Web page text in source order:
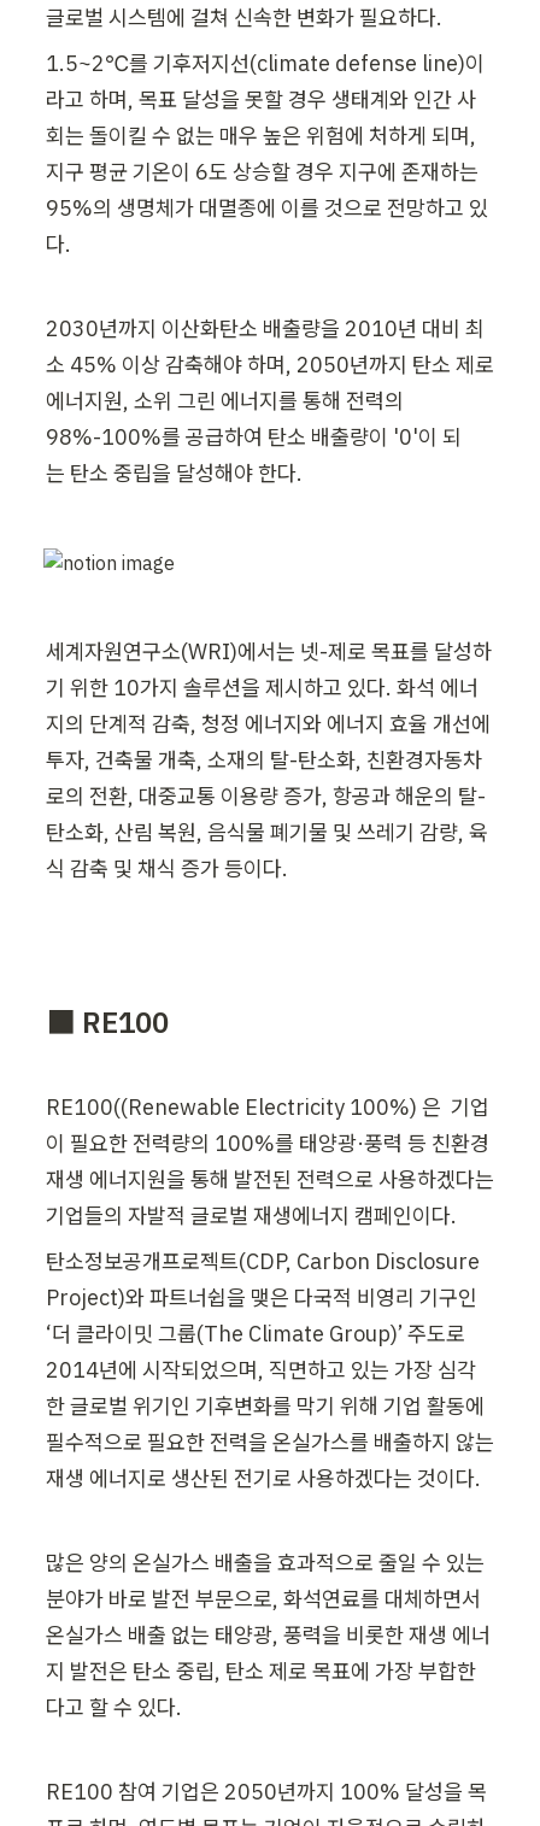
글로벌 시스템에 걸쳐 신속한 변화가 필요하다.
1.5~2℃를 기후저지선(climate defense line)이
라고 하며, 목표 달성을 못할 경우 생태계와 인간 사
회는 돌이킬 수 없는 매우 높은 위험에 처하게 되며,
지구 평균 기온이 6도 상승할 경우 지구에 존재하는
95%의 생명체가 대멸종에 이를 것으로 전망하고 있
다.
2030년까지 이산화탄소 배출량을 2010년 대비 최
소 45% 이상 감축해야 하며, 2050년까지 탄소 제로
에너지원, 소위 그린 에너지를 통해 전력의
98%-100%를 공급하여 탄소 배출량이 '0'이 되
는 탄소 중립을 달성해야 한다.
세계자원연구소(WRI)에서는 넷-제로 목표를 달성하
기 위한 10가지 솔루션을 제시하고 있다. 화석 에너
지의 단계적 감축, 청정 에너지와 에너지 효율 개선에
투자, 건축물 개축, 소재의 탈-탄소화, 친환경자동차
로의 전환, 대중교통 이용량 증가, 항공과 해운의 탈-
탄소화, 산림 복원, 음식물 폐기물 및 쓰레기 감량, 육
식 감축 및 채식 증가 등이다.
⬛ RE100
RE100((Renewable Electricity 100%) 은  기업
이 필요한 전력량의 100%를 태양광·풍력 등 친환경
재생 에너지원을 통해 발전된 전력으로 사용하겠다는
기업들의 자발적 글로벌 재생에너지 캠페인이다.
탄소정보공개프로젝트(CDP, Carbon Disclosure
Project)와 파트너쉽을 맺은 다국적 비영리 기구인
‘더 클라이밋 그룹(The Climate Group)’ 주도로
2014년에 시작되었으며, 직면하고 있는 가장 심각
한 글로벌 위기인 기후변화를 막기 위해 기업 활동에
필수적으로 필요한 전력을 온실가스를 배출하지 않는
재생 에너지로 생산된 전기로 사용하겠다는 것이다.
많은 양의 온실가스 배출을 효과적으로 줄일 수 있는
분야가 바로 발전 부문으로, 화석연료를 대체하면서
온실가스 배출 없는 태양광, 풍력을 비롯한 재생 에너
지 발전은 탄소 중립, 탄소 제로 목표에 가장 부합한
다고 할 수 있다.
RE100 참여 기업은 2050년까지 100% 달성을 목